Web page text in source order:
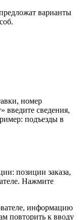
варианты
номер
введите сведения,
подъезды в
позиции заказа,
Нажмите
информацию
повторить к вводу